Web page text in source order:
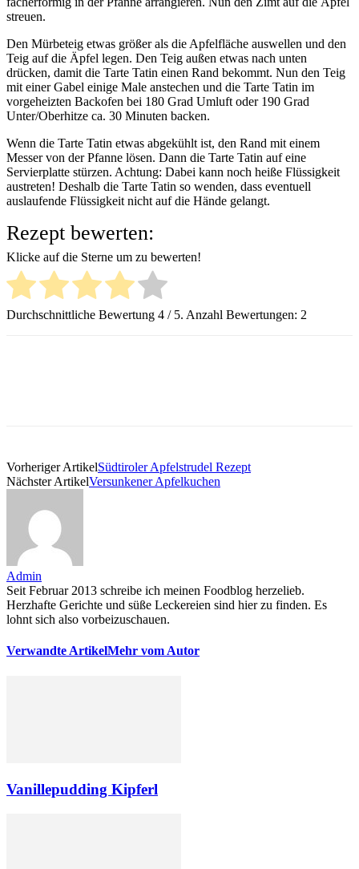
streuen.
Den Mürbeteig etwas größer als die Apfelfläche auswellen und den
Teig auf die Äpfel legen. Den Teig außen etwas nach unten
drücken, damit die Tarte Tatin einen Rand bekommt. Nun den Teig
mit einer Gabel einige Male anstechen und die Tarte Tatin im
vorgeheizten Backofen bei 180 Grad Umluft oder 190 Grad
Unter/Oberhitze ca. 30 Minuten backen.
Wenn die Tarte Tatin etwas abgekühlt ist, den Rand mit einem
Messer von der Pfanne lösen. Dann die Tarte Tatin auf eine
Servierplatte stürzen. Achtung: Dabei kann noch heiße Flüssigkeit
austreten! Deshalb die Tarte Tatin so wenden, dass eventuell
auslaufende Flüssigkeit nicht auf die Hände gelangt.
Rezept bewerten:
Klicke auf die Sterne um zu bewerten!
Durchschnittliche Bewertung 4 / 5. Anzahl Bewertungen: 2
Vorheriger ArtikelSüdtiroler Apfelstrudel Rezept
Nächster ArtikelVersunkener Apfelkuchen
Admin
Seit Februar 2013 schreibe ich meinen Foodblog herzelieb.
Herzhafte Gerichte und süße Leckereien sind hier zu finden. Es
lohnt sich also vorbeizuschauen.
Verwandte ArtikelMehr vom Autor
Vanillepudding Kipferl